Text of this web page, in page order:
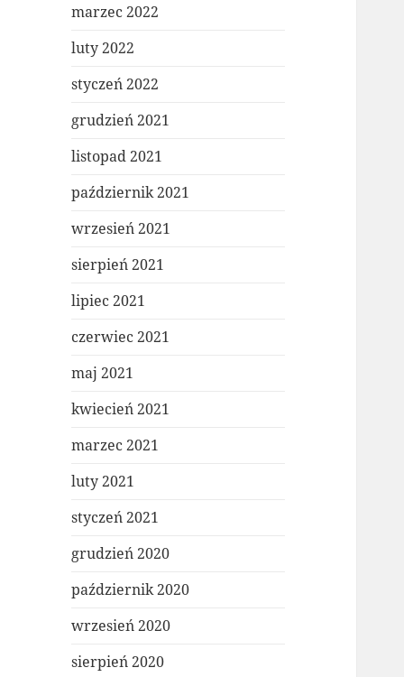
marzec 2022
luty 2022
styczeń 2022
grudzień 2021
listopad 2021
październik 2021
wrzesień 2021
sierpień 2021
lipiec 2021
czerwiec 2021
maj 2021
kwiecień 2021
marzec 2021
luty 2021
styczeń 2021
grudzień 2020
październik 2020
wrzesień 2020
sierpień 2020